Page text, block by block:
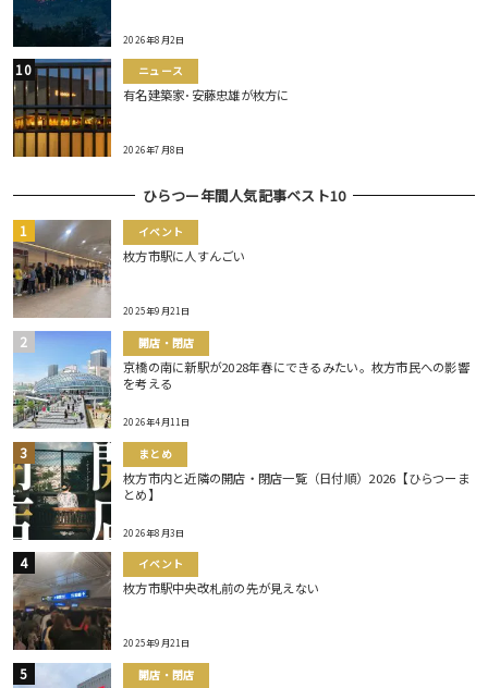
2026年8月2日
ニュース
有名建築家･安藤忠雄が枚方に
2026年7月8日
ひらつー年間人気記事ベスト10
イベント
枚方市駅に人すんごい
2025年9月21日
開店・閉店
京橋の南に新駅が2028年春にできるみたい。枚方市民への影響
を考える
2026年4月11日
まとめ
枚方市内と近隣の開店・閉店一覧（日付順）2026【ひらつーま
とめ】
2026年8月3日
イベント
枚方市駅中央改札前の先が見えない
2025年9月21日
開店・閉店